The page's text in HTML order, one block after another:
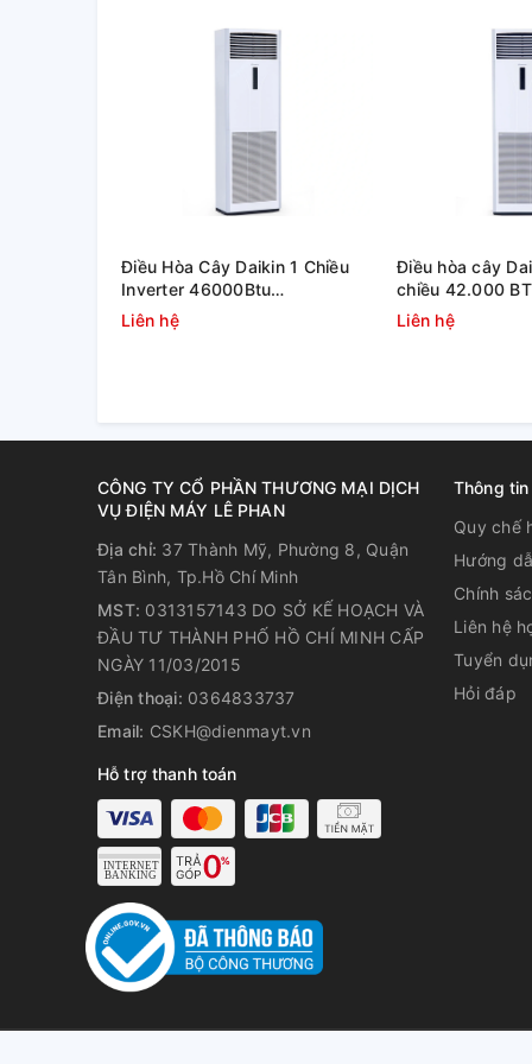
Điều Hòa Cây Daikin 1 Chiều
Inverter 46000Btu
FVFC140AV1/RZFC140AY19
Liên hệ
Điều hòa cây
chiều 42.000
FVFC125AV1/
Liên hệ
CÔNG TY CỔ PHẦN THƯƠNG MẠI DỊCH
VỤ ĐIỆN MÁY LÊ PHAN
Địa chỉ: 37 Thành Mỹ, Phường 8, Quận
Tân Bình, Tp.Hồ Chí Minh
MST: 0313157143 DO SỞ KẾ HOẠCH VÀ
ĐẦU TƯ THÀNH PHỐ HỒ CHÍ MINH CẤP
NGÀY 11/03/2015
Điện thoại: 0364833737
Email: CSKH@dienmayt.vn
Hỗ trợ thanh toán
Thông
Quy chế
Hướng
Chính
Liên hệ
Tuyển
Hỏi đáp